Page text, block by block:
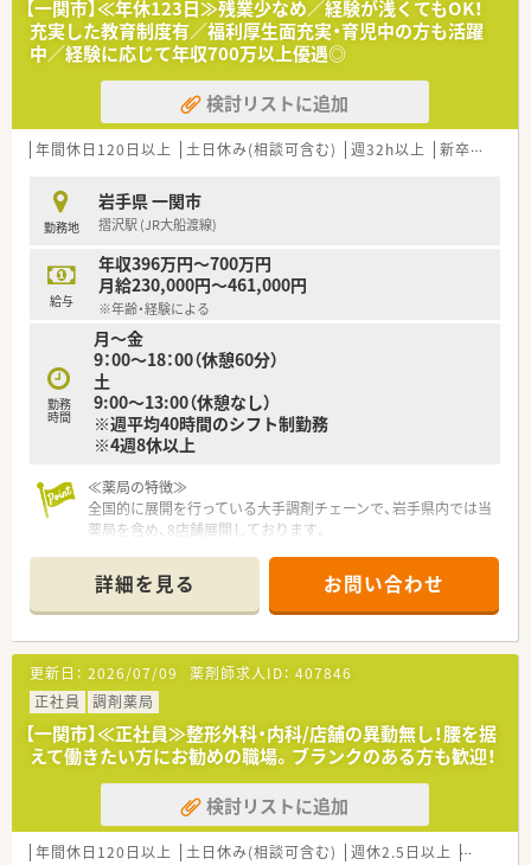
す。
■人物重視の採用を行っており年齢や経験に不安がある方でも
積極的に検討していただける受け入れ幅の広い風通しの良い職
場です。
■周囲のスタッフと連携しながら患者様に寄り添った丁寧な対
応ができるコミュニケーション能力の高い方を歓迎しておりま
す。
【法人特徴について】
■岩手県を中心に40店舗以上を展開しており地域に根ざしたか
かりつけ機能として事業を展開している地元密着型の企業で
す。
■患者様の求めるものに合わせて地域生活に溶け込み親しみを
持っていただける明るく和やかな空間づくりをモットーとして
います。
■東北地方の調剤業界でいち早く国際的な品質保証規格を取得
するなど常にサービスの向上に努めている信頼性の高い企業で
す。
【求人情報について】
■正社員としての募集であり調剤や監査および服薬指導といっ
す。
■年収はこれまでのご経験や年齢などを考慮して448万円から
最高700万円の間で決定されるため収入アップも目指せます。
役職手当や通勤手当など各種手当も充実している環境です。
【一関市】≪年休123日≫残業少なめ／経験が浅くてもOK！
充実した教育制度有／福利厚生面充実・育児中の方も活躍
中／経験に応じて年収700万以上優遇◎
検討リストに追加
年間休日120日以上 土日休み(相談可含む) 週32h以上 新卒可
勤務地
岩手県 一関市
摺沢駅 (JR大船渡線)
給与
年収396万円～700万円
月給230,000円～461,000円
※年齢・経験による
勤務
時間
月～金
9：00～18：00（休憩60分）
土
9:00～13:00（休憩なし）
※週平均40時間のシフト制勤務
※4週8休以上
≪薬局の特徴≫
全国的に展開を行っている大手調剤チェーンで、岩手県内では当
薬局を含め、8店舗展開しております。
ている薬局です。また、在宅医療にも積極的に取り組んでいるた
め、在宅医療のご経験がなくてもご興味がある方は、ぜひご応募
ください！
≪業務内容≫
調剤・監査・服薬指導をメインに行ってもらい、ご経験やご希望次
第で在宅医療にも携わっていただきます。
≪充実の制度①≫
『プラチナくるみんマーク』や『えるぼしマーク』を取得してお
り、1日2回以内、1回30分の育児時間（有給）や、看護休暇、時短勤
務、育児助成金など育児にも理解のある薬局です。そのため、子
育て中の薬剤師さんもご活躍いただけるため、おすすめです。
また、独自の休暇制度をとっており、連続5日休暇を取得できる
詳細を見る お問い合わせ
更新日： 2026/07/09 薬剤師求人ID： 407846
正社員
調剤薬局
【一関市】≪正社員≫整形外科・内科/店舗の異動無し！腰を据
えて働きたい方にお勧めの職場。ブランクのある方も歓迎！
検討リストに追加
年間休日120日以上 土日休み(相談可含む) 週休2.5日以上 未経験可